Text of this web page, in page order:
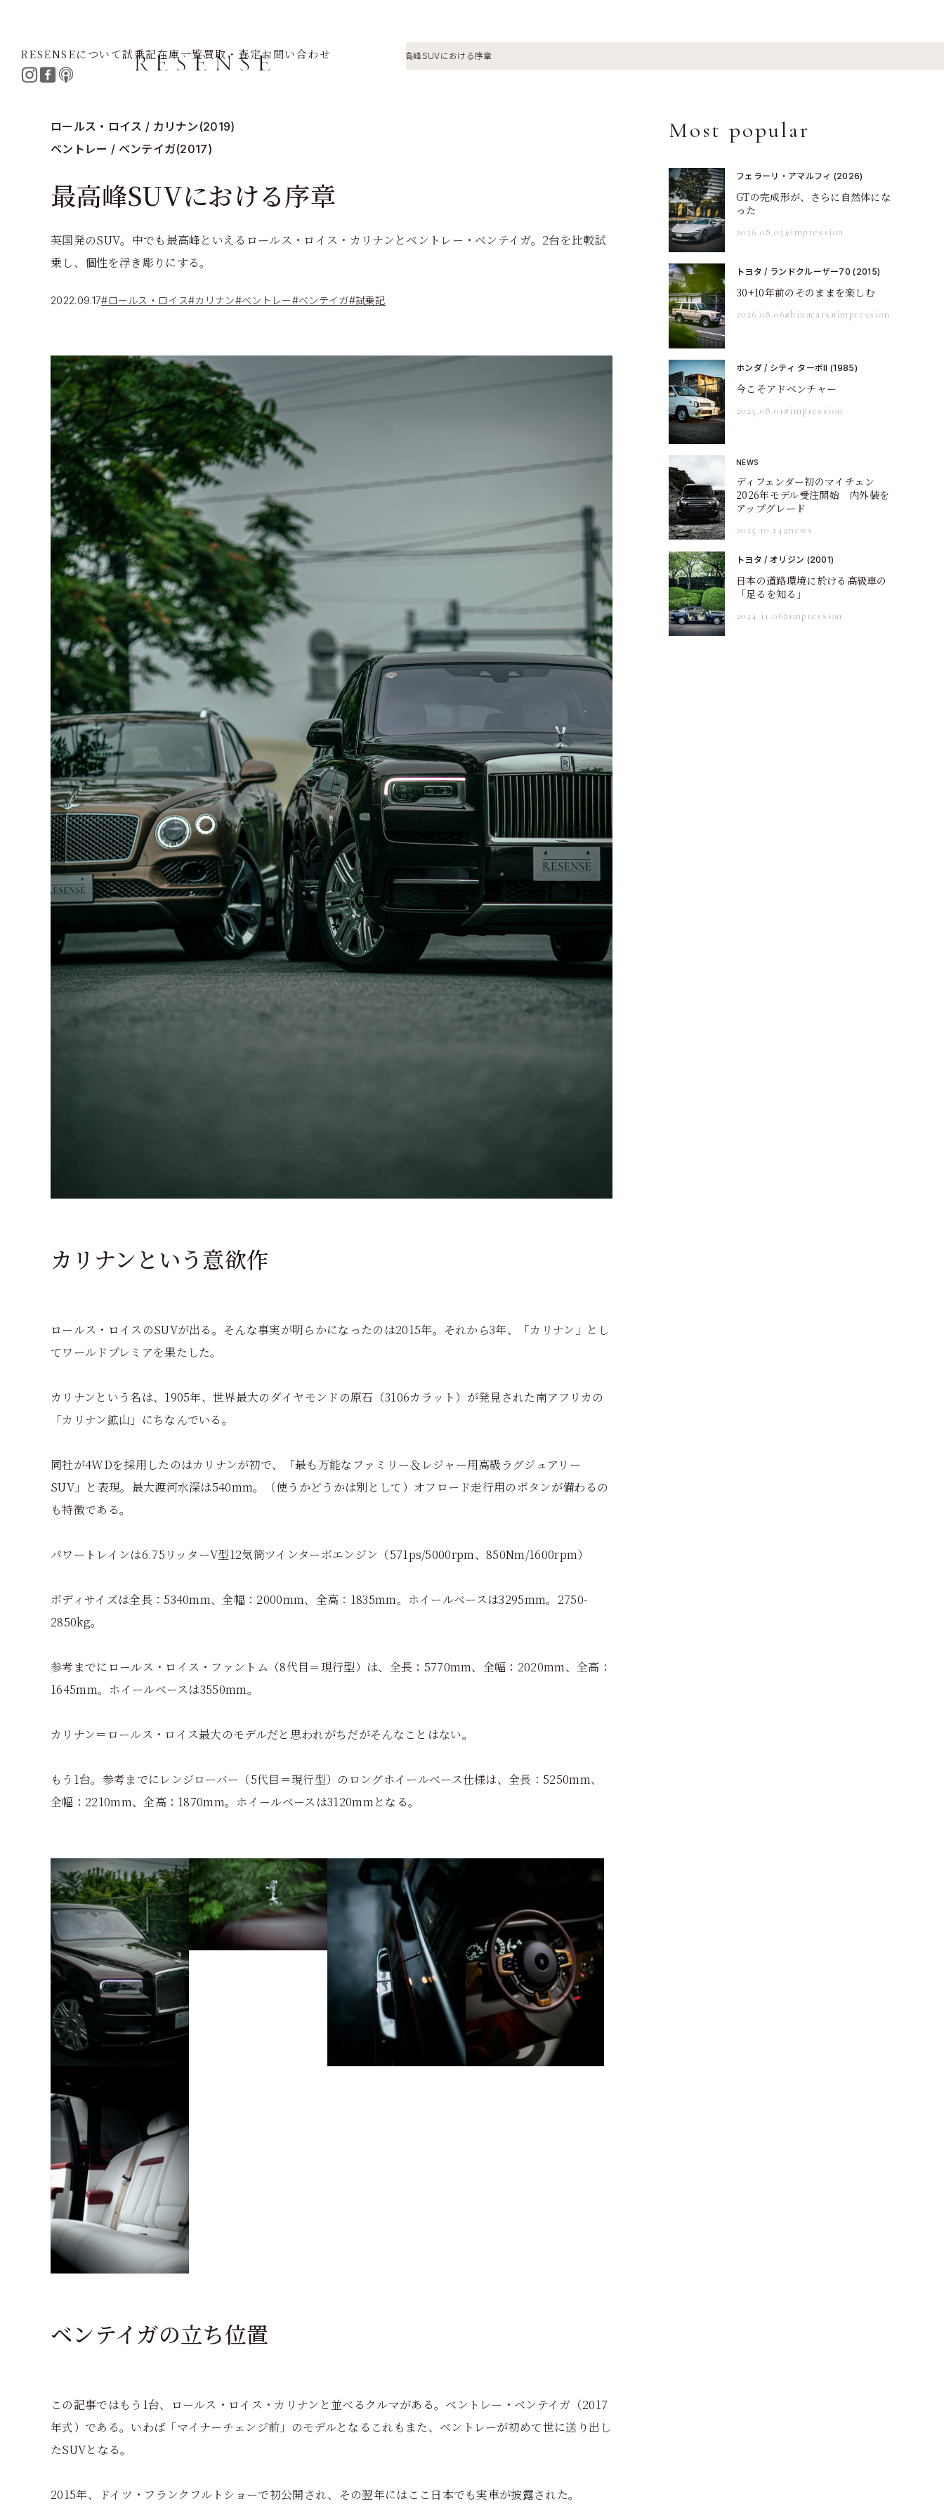
RESENSEについて試乗記在庫一覧買取・査定お問い合わせ
Home Journal ロールス・ロイス カリナン ベントレー 最高峰SUVにおける序章
ロールス・ロイス / カリナン(2019)
ベントレー / ベンテイガ(2017)
最高峰SUVにおける序章
英国発のSUV。中でも最高峰といえるロールス・ロイス・カリナンとベントレー・ベンテイガ。2台を比較試
乗し、個性を浮き彫りにする。
2022.09.17#ロールス・ロイス#カリナン#ベントレー#ベンテイガ#試乗記
カリナンという意欲作
ロールス・ロイスのSUVが出る。そんな事実が明らかになったのは2015年。それから3年、「カリナン」とし
てワールドプレミアを果たした。
カリナンという名は、1905年、世界最大のダイヤモンドの原石（3106カラット）が発見された南アフリカの
「カリナン鉱山」にちなんでいる。
同社が4WDを採用したのはカリナンが初で、「最も万能なファミリー＆レジャー用高級ラグジュアリー
SUV」と表現。最大渡河水深は540mm。（使うかどうかは別として）オフロード走行用のボタンが備わるの
も特徴である。
パワートレインは6.75リッターV型12気筒ツインターボエンジン（571ps/5000rpm、850Nm/1600rpm）
ボディサイズは全長：5340mm、全幅：2000mm、全高：1835mm。ホイールベースは3295mm。2750-
2850kg。
参考までにロールス・ロイス・ファントム（8代目＝現行型）は、全長：5770mm、全幅：2020mm、全高：
1645mm。ホイールベースは3550mm。
カリナン＝ロールス・ロイス最大のモデルだと思われがちだがそんなことはない。
もう1台。参考までにレンジローバー（5代目＝現行型）のロングホイールベース仕様は、全長：5250mm、
全幅：2210mm、全高：1870mm。ホイールベースは3120mmとなる。
ベンテイガの立ち位置
この記事ではもう1台、ロールス・ロイス・カリナンと並べるクルマがある。ベントレー・ベンテイガ（2017
年式）である。いわば「マイナーチェンジ前」のモデルとなるこれもまた、ベントレーが初めて世に送り出し
たSUVとなる。
2015年、ドイツ・フランクフルトショーで初公開され、その翌年にはここ日本でも実車が披露された。
Most popular
フェラーリ・アマルフィ (2026)
GTの完成形が、さらに自然体にな
った
2026.08.05#impression
トヨタ / ランドクルーザー70 (2015)
30+10年前のそのままを楽しむ
2026.08.06#hinacars #impression
ホンダ / シティ ターボII (1985)
今こそアドベンチャー
2025.08.01 #impression
NEWS
ディフェンダー初のマイチェン
2026年モデル受注開始 内外装を
アップグレード
2025.10.14#news
トヨタ / オリジン (2001)
日本の道路環境に於ける高級車の
「足るを知る」
2024.11.06#impression